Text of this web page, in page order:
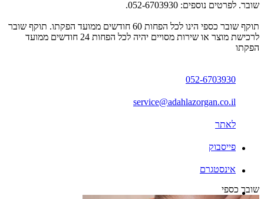
שובר. לפרטים נוספים: 052-6703930.
תוקף שובר כספי הינו לכל הפחות 60 חודשים ממועד הפקתו. תוקף שובר
לרכישת מוצר או שירות מסויים יהיה לכל הפחות 24 חודשים ממועד
הפקתו
052-6703930
service@adahlazorgan.co.il
לאתר
פייסבוק
אינסטגרם
שובר כספי